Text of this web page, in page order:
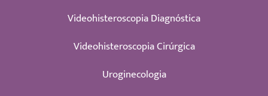
Videohisteroscopia Diagnóstica
Videohisteroscopia Cirúrgica
Uroginecologia